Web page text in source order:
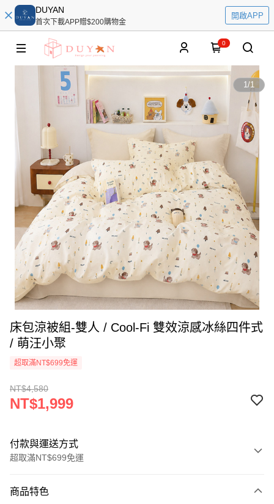
DUYAN
首次下載APP贈$200購物金
開啟APP
0
1/1
床包涼被組-雙人 / Cool-Fi 雙效涼感冰絲四件式
/ 萌汪小聚
超取滿NT$699免運
NT$4,580
NT$1,999
付款與運送方式
超取滿NT$699免運
信用卡一次付款
商品特色